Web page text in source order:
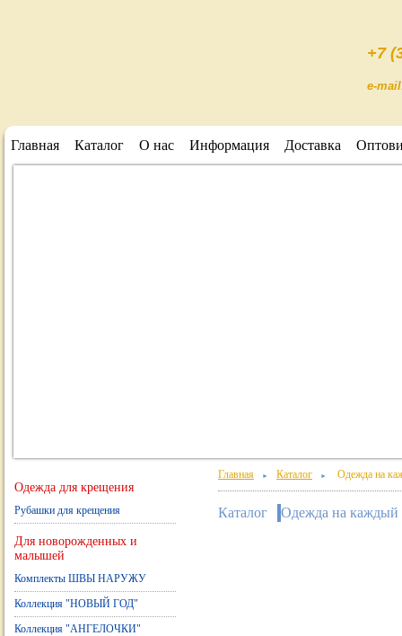
+7
e-
Главная Каталог О нас Информация Доставка
Одежда для крещения
Рубашки для крещения
Для новорожденных и
малышей
Комплекты ШВЫ НАРУЖУ
Коллекция "НОВЫЙ ГОД"
Коллекция "АНГЕЛОЧКИ"
Главная ► Каталог ► Одежда на
Каталог Одежда на каждый